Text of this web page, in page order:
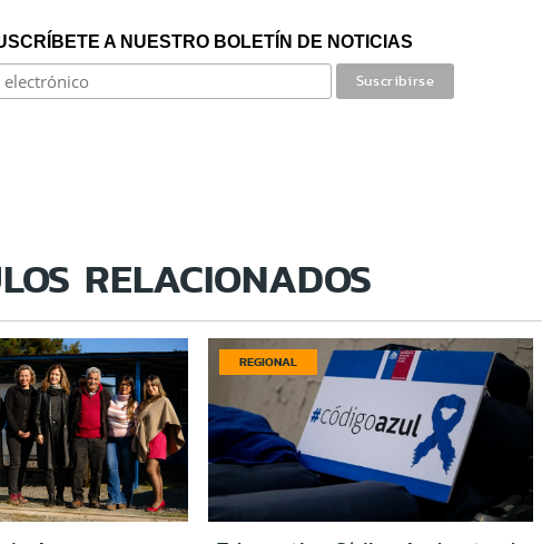
A NUESTRO BOLETÍN DE NOTICIAS
RELACIONADOS
REGIONAL